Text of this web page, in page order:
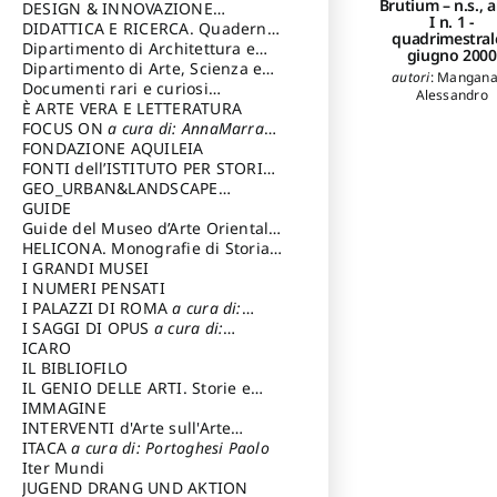
Brutium – n.s.,
I n. 1 ­
giugno 2000
autori:
Alessandro
DESIGN & INNOVAZIONE
TECNOLOGICAa cura di: Vallicelli
Andrea
DIDATTICA E RICERCA. Quaderni
della Scuola
Dipartimento di Architettura e
Analisi della Città Mediterranea
Dipartimento di Arte, Scienza e
Tecnica del Costuire
Documenti rari e curiosi
dall'Archivio Segreto
È ARTE VERA E LETTERATURA
FOCUS ONa cura di: AnnaMarra
Contemporanea
FONDAZIONE AQUILEIA
FONTI dell’ISTITUTO PER STORIA
DEL RISORGIMENTO
GEO_URBAN&LANDSCAPE
PLANNING (GULP)
Trusiani Elio
GUIDE
Guide del Museo d’Arte Orientale
“Giuseppe Tucci”
HELICONA. Monografie di Storia
dell'Artea cura di: Gallo Marco
I GRANDI MUSEI
I NUMERI PENSATI
I PALAZZI DI ROMAa cura di:
Ippoliti Alessandro
I SAGGI DI OPUS a cura di:
Scalesse Tommaso
ICARO
IL BIBLIOFILO
IL GENIO DELLE ARTI. Storie e
interpretazione
IMMAGINE
INTERVENTI d'Arte sull'Arte
dedicata alla cultura della
conservazione d’arte
Fondazione Paola Droghetti onlus
ITACAa cura di: Portoghesi Paolo
Iter Mundi
JUGEND DRANG UND AKTION